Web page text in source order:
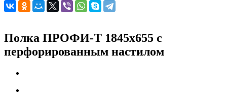
Полка ПРОФИ-Т 1845x655 с
перфорированным настилом